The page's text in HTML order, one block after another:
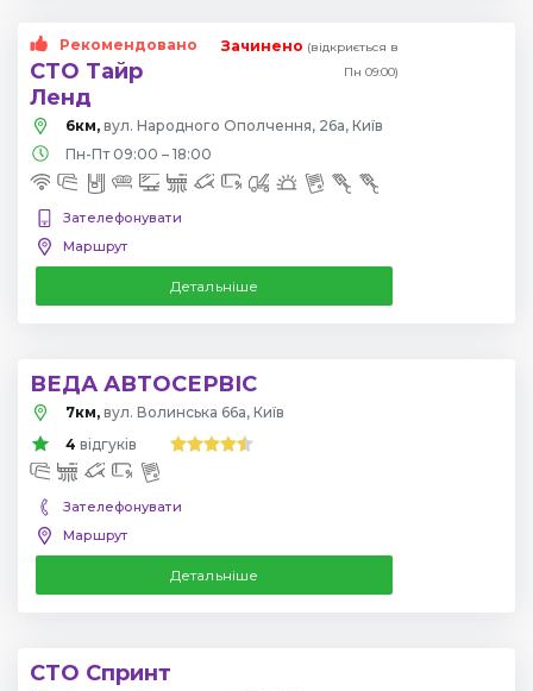
Рекомендовано
СТО Тайр
Ленд
Зачинено (відкриється в
Пн 09:00)
6км, вул. Народного Ополчення, 26а, Київ
Пн-Пт 09:00 – 18:00
Зателефонувати
Маршрут
Детальніше
ВЕДА АВТОСЕРВІС
7км, вул. Волинська 66а, Київ
4 відгуків
Зателефонувати
Маршрут
Детальніше
СТО Спринт